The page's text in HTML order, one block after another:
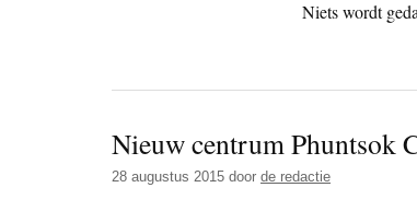
Niets wordt
Nieuw centrum Phuntsok
28 augustus 2015 door de redactie